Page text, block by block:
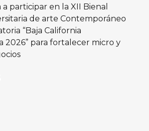
a participar en la XII Bienal
de arte Contemporáneo
“Baja California
2026” para fortalecer micro y